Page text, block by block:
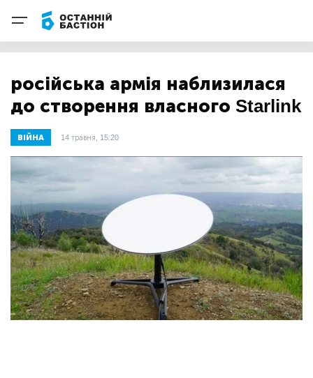
російська армія наблизилася
до створення власного Starlink
ВІЙНА 14 травня, 15:20